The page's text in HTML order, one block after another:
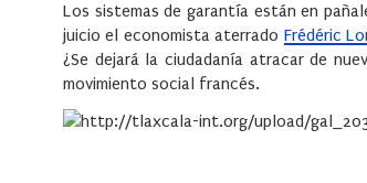
Los sistemas de garantía están en
juicio el economista aterrado Frédéric
¿Se dejará la ciudadanía atracar de
movimiento social francés.